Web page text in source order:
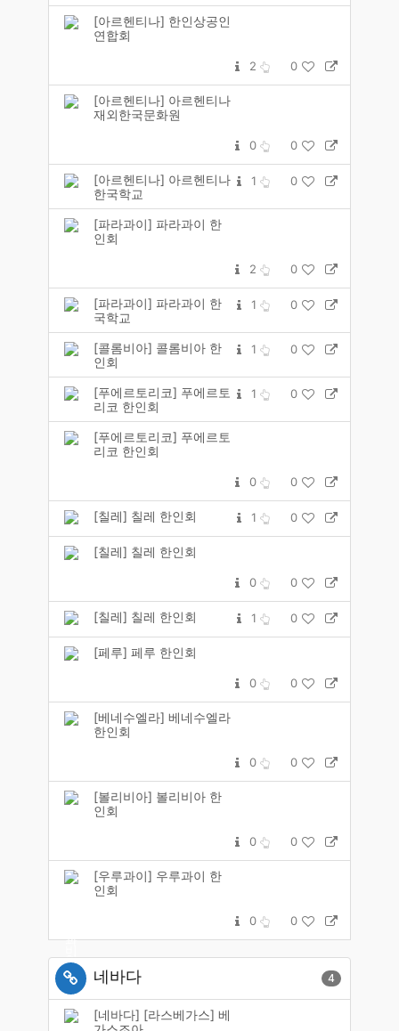
[아르헨티나] 한인상공인
연합회
2 0
[아르헨티나] 아르헨티나
재외한국문화원
0 0
[아르헨티나] 아르헨티나
한국학교
1 0
[파라과이] 파라과이 한
인회
2 0
[파라과이] 파라과이 한
국학교
1 0
[콜롬비아] 콜롬비아 한
인회
1 0
[푸에르토리코] 푸에르토
리코 한인회
1 0
[푸에르토리코] 푸에르토
리코 한인회
0 0
[칠레] 칠레 한인회 1 0
[칠레] 칠레 한인회
0 0
[칠레] 칠레 한인회 1 0
[페루] 페루 한인회
0 0
[베네수엘라] 베네수엘라
한인회
0 0
[볼리비아] 볼리비아 한
인회
0 0
[우루과이] 우루과이 한
인회
0 0
네바다 4
[네바다] [라스베가스] 베